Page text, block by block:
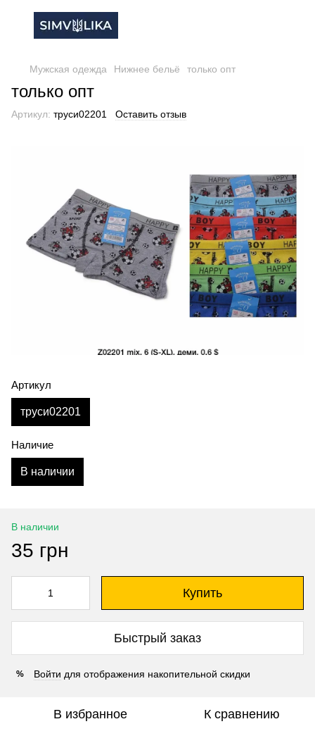
Мужская одежда Нижнее бельё только опт
только опт
Артикул: труси02201 Оставить отзыв
Артикул
труси02201
Наличие
В наличии
В наличии
35 грн
Купить
Быстрый заказ
% Войти для отображения накопительной скидки
В избранное К сравнению